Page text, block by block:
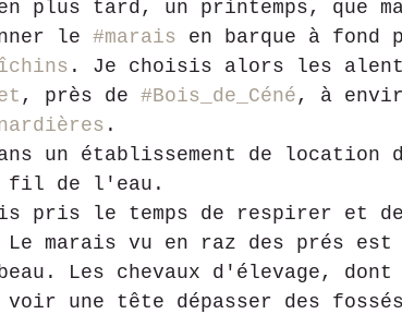
plus tard, un printemps, que
le #marais en barque à fond
. Je choisis alors les
, près de #Bois_de_Céné , à
.
un établissement de location
fil de l'eau.
pris le temps de respirer et
Le marais vu en raz des prés
Les chevaux d'élevage,
une tête dépasser des